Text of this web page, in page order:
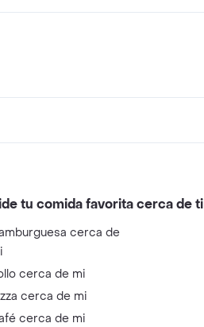
tu comida favorita cerca de ti
cerca de
cerca de mi
cerca de mi
cerca de mi